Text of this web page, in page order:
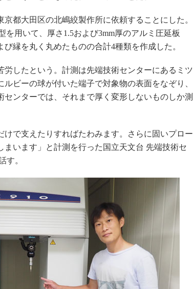
都大田区の北嶋絞製作所に依頼することにした。
を用いて、厚さ1.5および3mm厚のアルミ圧延板
縁を丸く丸めたものの合計4種類を作成した。
したという。計測は先端技術センターにあるミツ
ビーの球が付いた端子で対象物の表面をなぞり、
ンターでは、それまで厚く変形しないものしか測
で支えたりすればたわみます。さらに固いプロー
います」と計測を行った国立天文台 先端技術セ
す。